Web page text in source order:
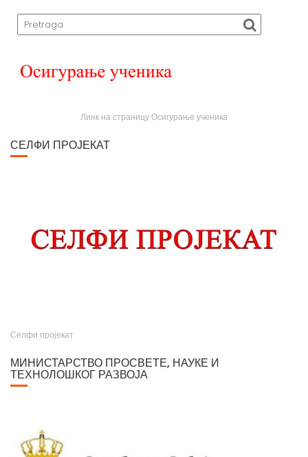
V
Линк на страницу Осигурање ученика
СЕЛФИ ПРОЈЕКАТ
Селфи пројекат
МИНИСТАРСТВО ПРОСВЕТЕ, НАУКЕ И
ТЕХНОЛОШКОГ РАЗВОЈА